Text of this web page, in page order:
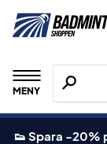
MENY
Sök
👟 Spara -20%